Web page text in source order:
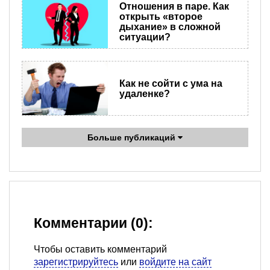
Отношения в паре. Как
открыть «второе
дыхание» в сложной
ситуации?
Как не сойти с ума на
удаленке?
Больше публикаций
Комментарии (0):
Чтобы оставить комментарий
зарегистрируйтесь или войдите на сайт